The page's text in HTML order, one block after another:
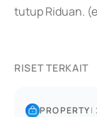
tutup Riduan.
RISET TERKAIT
PROPERTY|